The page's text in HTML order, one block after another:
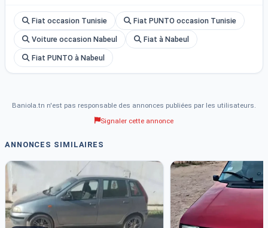
Fiat occasion Tunisie Fiat PUNTO occasion Tunisie
Voiture occasion Nabeul Fiat à Nabeul
Fiat PUNTO à Nabeul
Baniola.tn n'est pas responsable des annonces publiées par les utilisateurs.
Signaler cette annonce
ANNONCES SIMILAIRES